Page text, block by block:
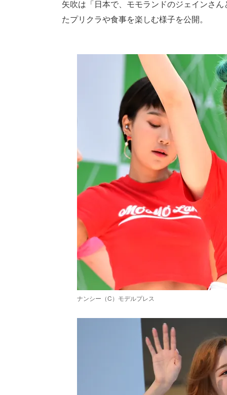
矢吹は「日本で、モモランドのジェインさ
たプリクラや食事を楽しむ様子を公開。
ナンシー（C）モデルプレス